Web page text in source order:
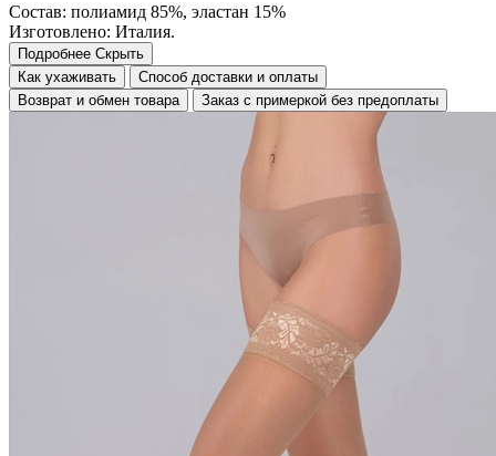
Состав: полиамид 85%, эластан 15%
Изготовлено: Италия.
Подробнее Скрыть
Как ухаживать
Способ доставки и оплаты
Возврат и обмен товара
Заказ с примеркой без предоплаты